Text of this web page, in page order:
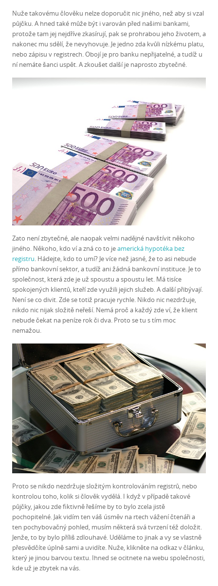
Nuže takovému člověku nelze doporučit nic jiného, než aby si vzal
půjčku. A hned také může být i varován před našimi bankami,
protože tam jej nejdříve zkasírují, pak se prohrabou jeho životem, a
nakonec mu sdělí, že nevyhovuje. Je jedno zda kvůli nízkému platu,
nebo zápisu v registrech. Obojí je pro banku nepřijatelné, a tudíž u
ní nemáte šanci uspět. A zkoušet další je naprosto zbytečné.
Zato není zbytečné, ale naopak velmi nadějné navštívit někoho
jiného. Někoho, kdo ví a zná co to jeamerická hypotéka bez
registru. Hádejte, kdo to umí? Je více než jasné, že to asi nebude
přímo bankovní sektor, a tudíž ani žádná bankovní instituce. Je to
společnost, která zde je už spoustu a spoustu let. Má tisíce
spokojených klientů, kteří zde využili jejich služeb. A další přibývají.
Není se co divit. Zde se totiž pracuje rychle. Nikdo nic nezdržuje,
nikdo nic nijak složitě neřeší. Nemá proč a každý zde ví, že klient
nebude čekat na peníze rok či dva. Proto se tu s tím moc
nemažou.
Proto se nikdo nezdržuje složitým kontrolováním registrů, nebo
kontrolou toho, kolik si člověk vydělá. I když v případě takové
půjčky, jakou zde fiktivně řešíme by to bylo zcela jistě
pochopitelné. Jak vidím ten váš úsměv na rtech vážení čtenáři a
ten pochybovačný pohled, musím některá svá tvrzení též doložit.
Jenže, to by bylo příliš zdlouhavé. Uděláme to jinak a vy se vlastně
přesvědčíte úplně sami a uvidíte. Nuže, klikněte na odkaz v článku,
který je jinou barvou textu. Ihned se ocitnete na webu společnosti,
kde už je zbytek na vás.